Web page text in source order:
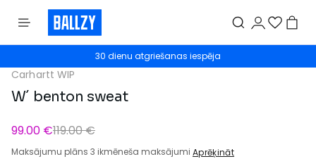
30 dienu atgriešanas iespēja
Carhartt WIP
W´ benton sweat
99.00 €119.00 €
Maksājumu plāns 3 ikmēneša maksājumi Aprēķināt